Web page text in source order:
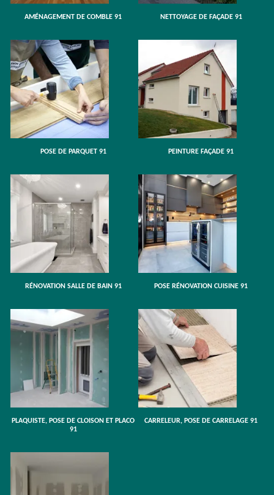
AMÉNAGEMENT DE COMBLE 91 NETTOYAGE DE FAÇADE 91
POSE DE PARQUET 91 PEINTURE FAÇADE 91
RÉNOVATION SALLE DE BAIN 91 POSE RÉNOVATION CUISINE 91
PLAQUISTE, POSE DE CLOISON ET PLACO
91
CARRELEUR, POSE DE CARRELAGE 91